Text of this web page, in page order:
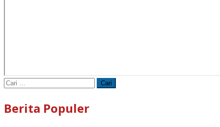
Cari
untuk:
Berita Populer